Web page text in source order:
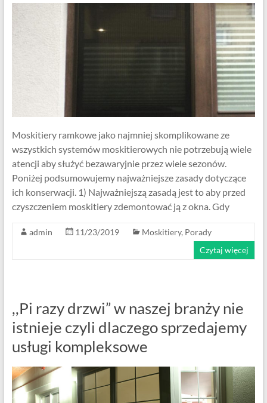
Moskitiery ramkowe jako najmniej skomplikowane ze
wszystkich systemów moskitierowych nie potrzebują wiele
atencji aby służyć bezawaryjnie przez wiele sezonów.
Poniżej podsumowujemy najważniejsze zasady dotyczące
ich konserwacji. 1) Najważniejszą zasadą jest to aby przed
czyszczeniem moskitiery zdemontować ją z okna. Gdy
admin 11/23/2019 Moskitiery, Porady
Czytaj więcej
,,Pi razy drzwi” w naszej branży nie
istnieje czyli dlaczego sprzedajemy
usługi kompleksowe